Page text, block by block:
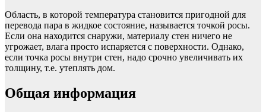
Область, в которой температура становится пригодной для
перевода пара в жидкое состояние, называется точкой росы.
Если она находится снаружи, материалу стен ничего не
угрожает, влага просто испаряется с поверхности. Однако,
если точка росы внутри стен, надо срочно увеличивать их
толщину, т.е. утеплять дом.
Общая информация